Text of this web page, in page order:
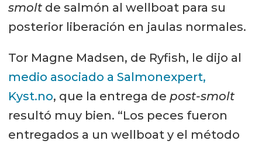
smoltde salmón al wellboat para su
posterior liberación en jaulas normales.
Tor Magne Madsen, de Ryfish, le dijo al
medio asociado a Salmonexpert,
Kyst.no, que la entrega de post-smolt
resultó muy bien. “Los peces fueron
entregados a un wellboat y el método